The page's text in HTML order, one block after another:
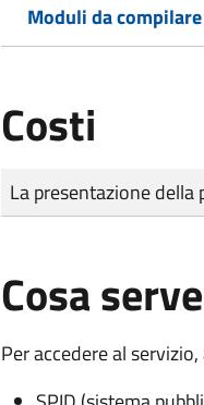
Moduli da
Costi
Tipo di pagamento
Importo
La presentazione
Cosa serve
Per accedere al